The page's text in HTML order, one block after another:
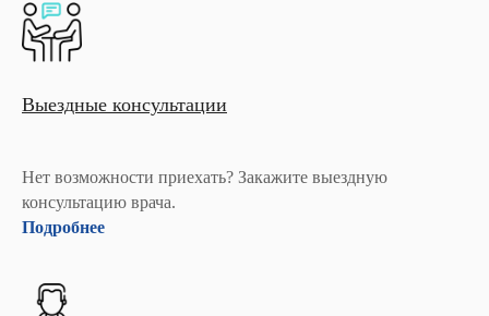
Выездные консультации
Нет возможности приехать? Закажите выездную
консультацию врача.
Подробнее